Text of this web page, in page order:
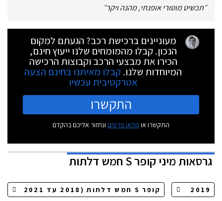
״תכשיט מוטורי אופנתי, מהנה ויקר״
מעוניינים ברכישת רכב? הגעתם למקום
הנכון. קבלו מהמומחים שלנו ייעוץ חינם,
הכירו את מבצעי הרכב וקבוצות הרכישה
המיוחדות שלנו. קבלו מאיתנו בחינם הצעה
אטרקטיבית עכשיו
התקשרו
התקשרו או מלאו פרטים ונחזור אליכם בהקדם
גרסאותמיני קופר S חמש דלתות